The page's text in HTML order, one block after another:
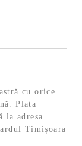
cu orice
Plata
la adresa
Timișoara